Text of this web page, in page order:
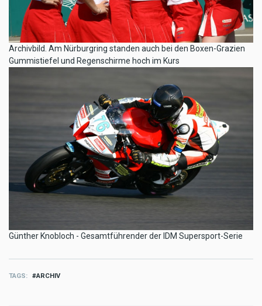
Archivbild. Am Nürburgring standen auch bei den Boxen-Grazien
Gummistiefel und Regenschirme hoch im Kurs
Günther Knobloch - Gesamtführender der IDM Supersport-Serie
TAGS ARCHIV